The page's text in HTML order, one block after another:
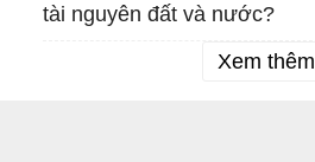
tài nguyên đất và nước?
Xem thêm